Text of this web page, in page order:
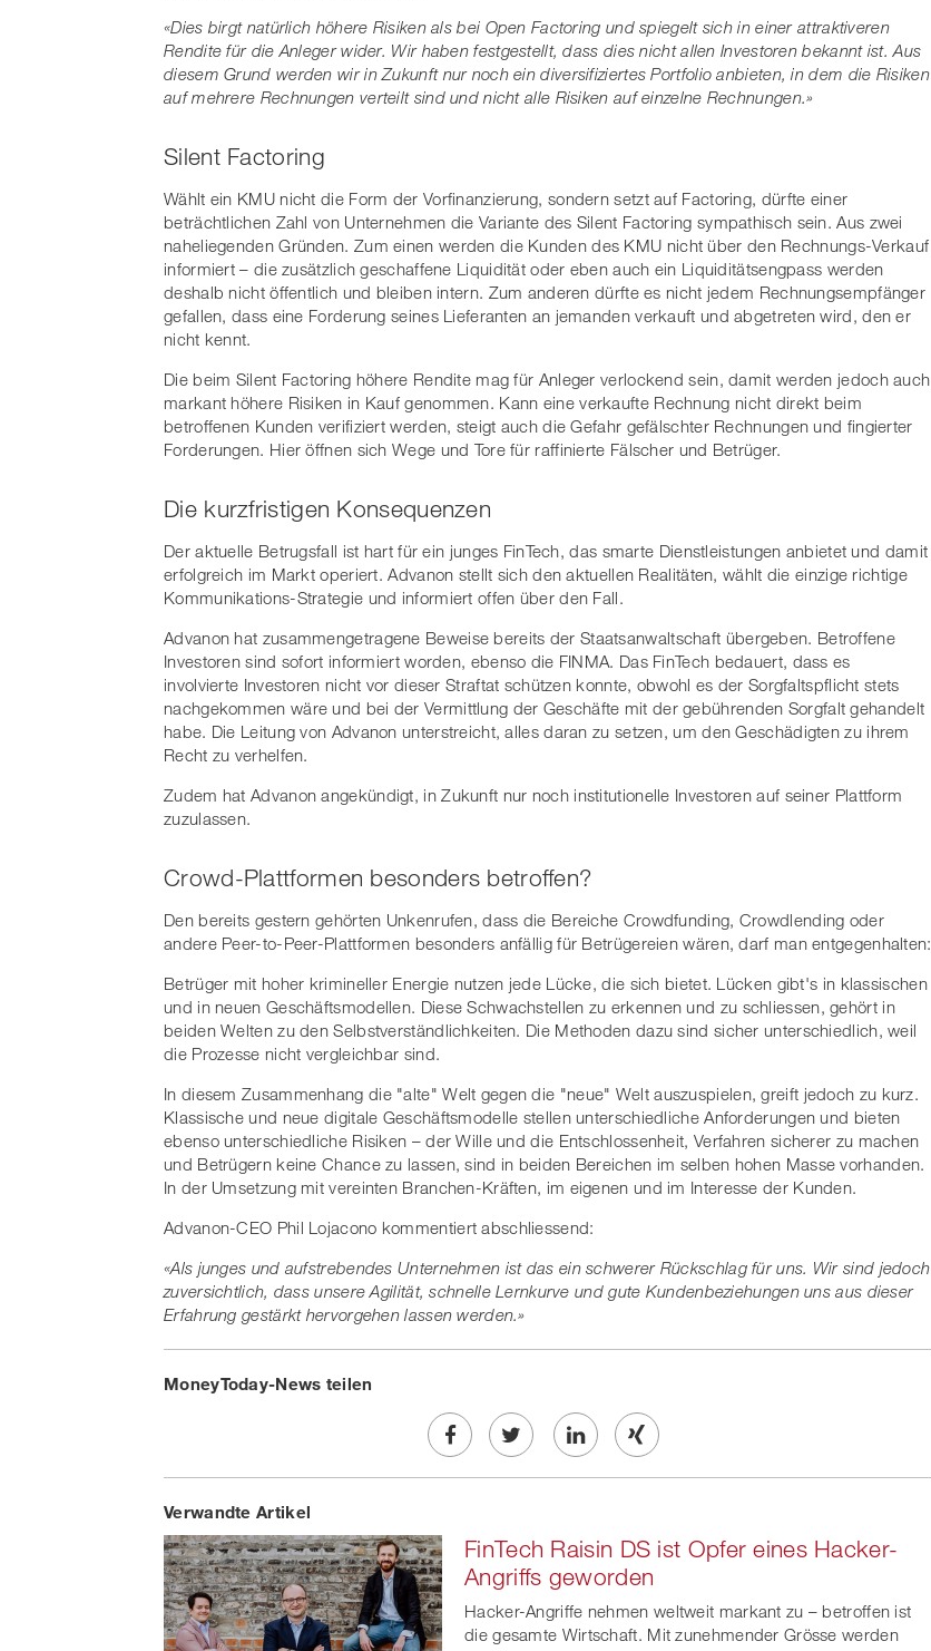
«Dies birgt natürlich höhere Risiken als bei Open Factoring und spiegelt sich in einer attraktiveren
Rendite für die Anleger wider. Wir haben festgestellt, dass dies nicht allen Investoren bekannt ist. Aus
diesem Grund werden wir in Zukunft nur noch ein diversifiziertes Portfolio anbieten, in dem die Risiken
auf mehrere Rechnungen verteilt sind und nicht alle Risiken auf einzelne Rechnungen.»
Silent Factoring
Wählt ein KMU nicht die Form der Vorfinanzierung, sondern setzt auf Factoring, dürfte einer
beträchtlichen Zahl von Unternehmen die Variante des Silent Factoring sympathisch sein. Aus zwei
naheliegenden Gründen. Zum einen werden die Kunden des KMU nicht über den Rechnungs-Verkauf
informiert – die zusätzlich geschaffene Liquidität oder eben auch ein Liquiditätsengpass werden
deshalb nicht öffentlich und bleiben intern. Zum anderen dürfte es nicht jedem Rechnungsempfänger
gefallen, dass eine Forderung seines Lieferanten an jemanden verkauft und abgetreten wird, den er
nicht kennt.
Die beim Silent Factoring höhere Rendite mag für Anleger verlockend sein, damit werden jedoch auch
markant höhere Risiken in Kauf genommen. Kann eine verkaufte Rechnung nicht direkt beim
betroffenen Kunden verifiziert werden, steigt auch die Gefahr gefälschter Rechnungen und fingierter
Forderungen. Hier öffnen sich Wege und Tore für raffinierte Fälscher und Betrüger.
Die kurzfristigen Konsequenzen
Der aktuelle Betrugsfall ist hart für ein junges FinTech, das smarte Dienstleistungen anbietet und damit
erfolgreich im Markt operiert. Advanon stellt sich den aktuellen Realitäten, wählt die einzige richtige
Kommunikations-Strategie und informiert offen über den Fall.
Advanon hat zusammengetragene Beweise bereits der Staatsanwaltschaft übergeben. Betroffene
Investoren sind sofort informiert worden, ebenso die FINMA. Das FinTech bedauert, dass es
involvierte Investoren nicht vor dieser Straftat schützen konnte, obwohl es der Sorgfaltspflicht stets
nachgekommen wäre und bei der Vermittlung der Geschäfte mit der gebührenden Sorgfalt gehandelt
habe. Die Leitung von Advanon unterstreicht, alles daran zu setzen, um den Geschädigten zu ihrem
Recht zu verhelfen.
Zudem hat Advanon angekündigt, in Zukunft nur noch institutionelle Investoren auf seiner Plattform
zuzulassen.
Crowd-Plattformen besonders betroffen?
Den bereits gestern gehörten Unkenrufen, dass die Bereiche Crowdfunding, Crowdlending oder
andere Peer-to-Peer-Plattformen besonders anfällig für Betrügereien wären, darf man entgegenhalten:
Betrüger mit hoher krimineller Energie nutzen jede Lücke, die sich bietet. Lücken gibt's in klassischen
und in neuen Geschäftsmodellen. Diese Schwachstellen zu erkennen und zu schliessen, gehört in
beiden Welten zu den Selbstverständlichkeiten. Die Methoden dazu sind sicher unterschiedlich, weil
die Prozesse nicht vergleichbar sind.
In diesem Zusammenhang die "alte" Welt gegen die "neue" Welt auszuspielen, greift jedoch zu kurz.
Klassische und neue digitale Geschäftsmodelle stellen unterschiedliche Anforderungen und bieten
ebenso unterschiedliche Risiken – der Wille und die Entschlossenheit, Verfahren sicherer zu machen
und Betrügern keine Chance zu lassen, sind in beiden Bereichen im selben hohen Masse vorhanden.
In der Umsetzung mit vereinten Branchen-Kräften, im eigenen und im Interesse der Kunden.
Advanon-CEO Phil Lojacono kommentiert abschliessend:
«Als junges und aufstrebendes Unternehmen ist das ein schwerer Rückschlag für uns. Wir sind jedoch
zuversichtlich, dass unsere Agilität, schnelle Lernkurve und gute Kundenbeziehungen uns aus dieser
Erfahrung gestärkt hervorgehen lassen werden.»
MoneyToday-News teilen
Share
Facebook
Twe
on
twitt
Share
linkedin
Share
Xing
Verwandte Artikel
FinTech Raisin DS ist Opfer eines Hacker-
Angriffs geworden
Hacker-Angriffe nehmen weltweit markant zu – betroffen ist
die gesamte Wirtschaft. Mit zunehmender Grösse werden